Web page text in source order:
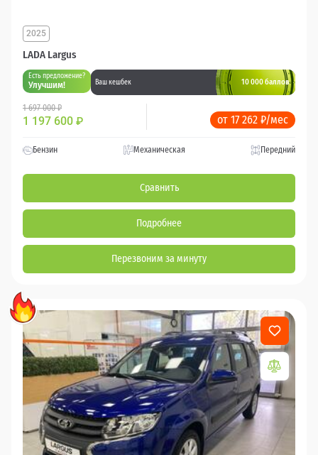
LADA Largus
2025
Есть предложение?
Улучшим! Ваш кешбек 10 000 баллов
1 697 000 ₽
1 197 600 ₽ от 17 262 ₽/мес
Бензин Механическая Передний
Сравнить
Подробнее
Перезвоним за минуту